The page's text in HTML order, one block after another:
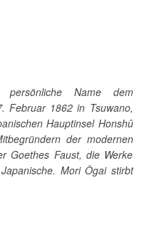
Name dem
Februar 1862 in Tsuwano,
Hauptinsel Honshû
der modernen
Goethes Faust, die Werke
Mori Ôgai stirbt